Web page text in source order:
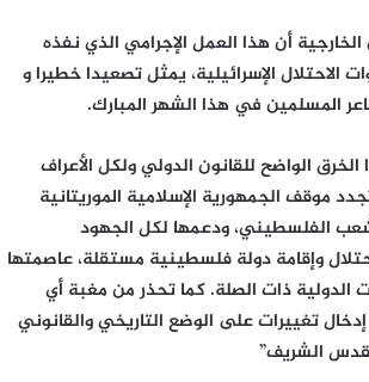
الخارجية أن هذا العمل الإجرامي الذي نفذه
الاحتلال الإسرائيلية، يمثل تصعيدا خطيرا و
المسلمين في هذا الشهر المبارك.
الخرق الواضح للقانون الدولي ولكل الأعراف
موقف الجمهورية الإسلامية الموريتانية
الفلسطيني، ودعمها لكل الجهود
وإقامة دولة فلسطينية مستقلة، عاصمتها
الدولية ذات الصلة. كما تحذر من مغبة أي
تغييرات على الوضع التاريخي والقانوني
الشريف”